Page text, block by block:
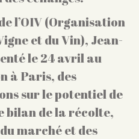
l’OIV (Organisation
et du Vin), Jean-
le 24 avril au
à Paris, des
sur le potentiel de
bilan de la récolte,
marché et des